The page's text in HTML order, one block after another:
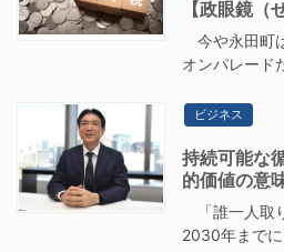
【政眼鏡（
今や永田町
オンパレード
ビジネス
持続可能な
的価値の意
「誰一人取
2030年まで